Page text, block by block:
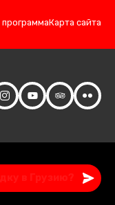
Карта сайта